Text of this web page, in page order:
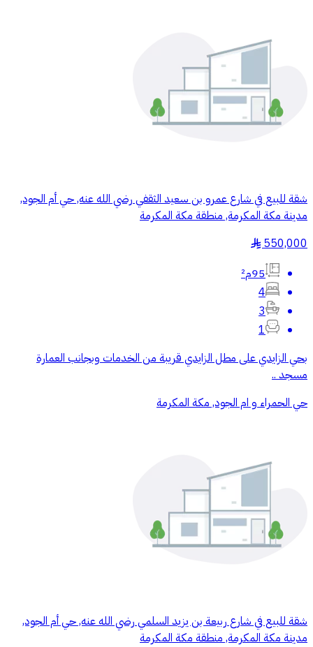
شقة للبيع في شارع عمرو بن سعيد الثقفي رضي الله عنه, حي أم الجود,
مدينة مكة المكرمة, منطقة مكة المكرمة
550,000
§
95م²
4
3
1
بحي الزايدي على مطل الزايدي قريبة من الخدمات وبجانب العمارة
مسجد ..
حي الحمراء و ام الجود, مكة المكرمة
شقة للبيع في شارع ربيعة بن يزيد السلمي رضي الله عنه, حي أم الجود,
مدينة مكة المكرمة, منطقة مكة المكرمة